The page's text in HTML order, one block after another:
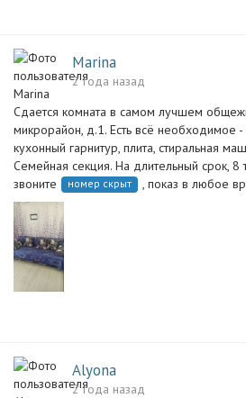
Marina
2 года назад
Сдается комната в самом лучшем
микрорайон, д.1. Есть всё необходимое
кухонный гарнитур, плита, стиральная
Семейная секция. На длительный срок, 8
звоните
номер скрыт , показ в любое
Alyona
2 года назад